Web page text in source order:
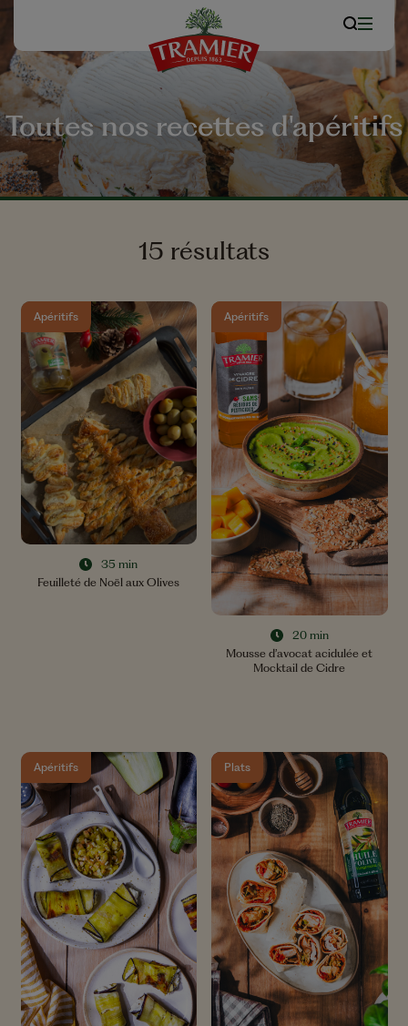
Toutes nos recettes d'apéritifs
15 résultats
Apéritifs
35 min
Feuilleté de Noël aux Olives
Apéritifs
20 min
Mousse d’avocat acidulée et
Mocktail de Cidre
Apéritifs Plats